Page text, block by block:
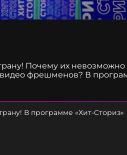
Почему их невозможно
фрешменов? В
историю хита Артура
В программе «Хит-Сториз»